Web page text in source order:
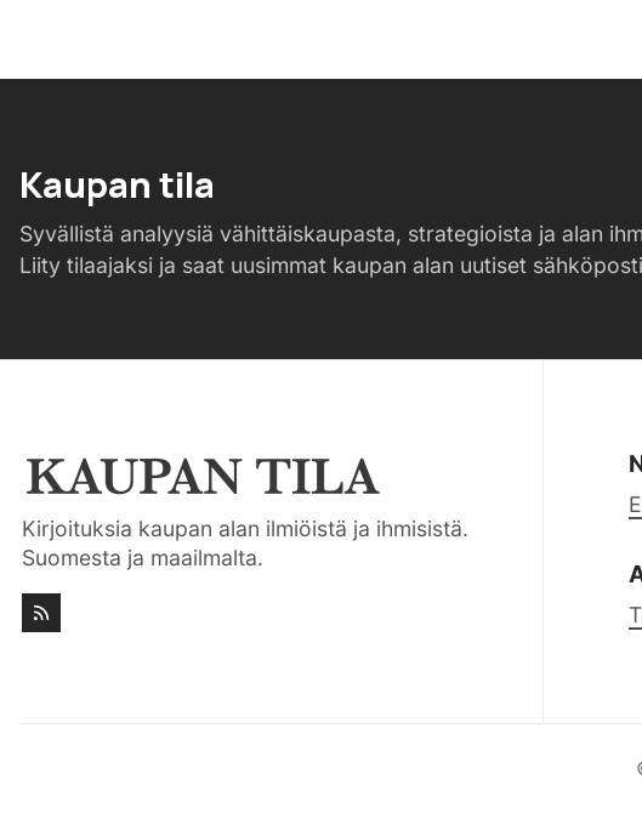
Kaupan tila
Syvällistä analyysiä vähittäiskaupasta, strategioista ja alan
Liity tilaajaksi ja saat uusimmat kaupan alan uutiset
Kirjoituksia kaupan alan ilmiöistä ja ihmisistä.
Suomesta ja maailmalta.